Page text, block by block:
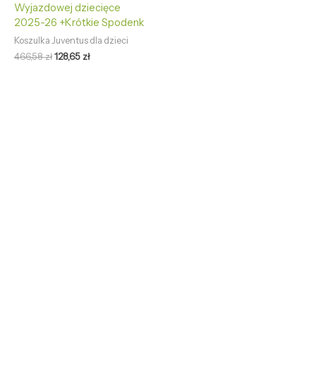
Wyjazdowej dziecięce
2025-26 +Krótkie Spodenk
Koszulka Juventus dla dzieci
466,58zł128,65 zł